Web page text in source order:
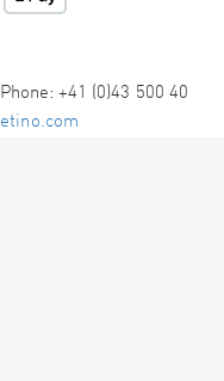
+41 (0)43 500 40